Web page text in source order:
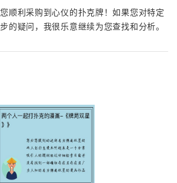
顺利采购到心仪的扑克牌！如果您对特定
的疑问，我很乐意继续为您查找和分析。